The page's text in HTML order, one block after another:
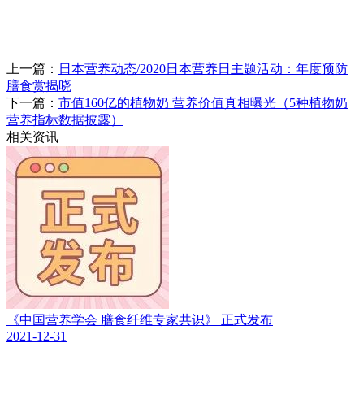
上一篇： 日本营养动态/2020日本营养日主题活动：年度预防
膳食赏揭晓
下一篇： 市值160亿的植物奶 营养价值真相曝光（5种植物奶
营养指标数据披露）
相关资讯
《中国营养学会 膳食纤维专家共识》 正式发布
2021-12-31